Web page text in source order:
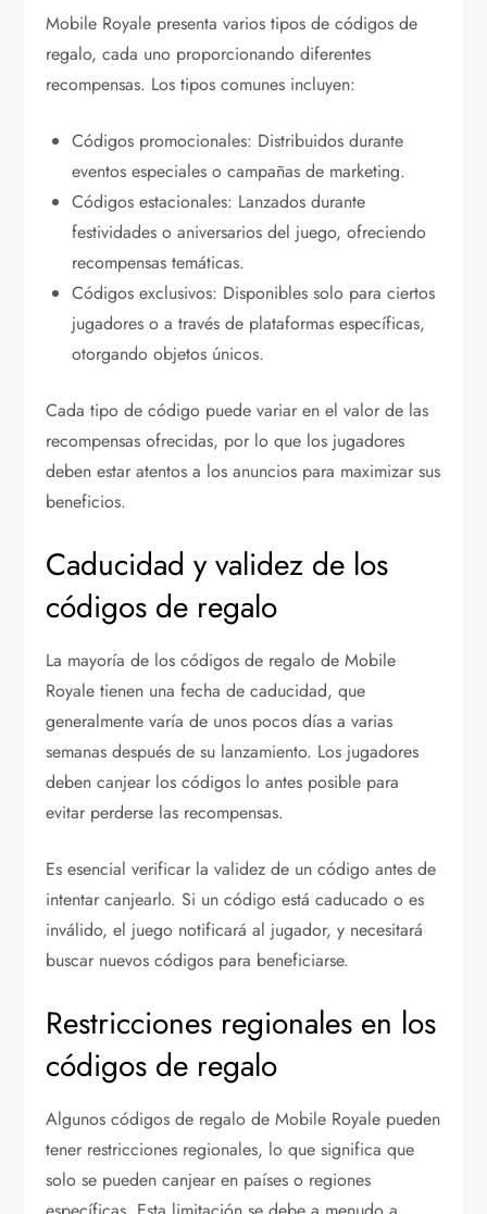
Mobile Royale presenta varios tipos de códigos de
regalo, cada uno proporcionando diferentes
recompensas. Los tipos comunes incluyen:
Códigos promocionales: Distribuidos durante
eventos especiales o campañas de marketing.
Códigos estacionales: Lanzados durante
festividades o aniversarios del juego, ofreciendo
recompensas temáticas.
Códigos exclusivos: Disponibles solo para ciertos
jugadores o a través de plataformas específicas,
otorgando objetos únicos.
Cada tipo de código puede variar en el valor de las
recompensas ofrecidas, por lo que los jugadores
deben estar atentos a los anuncios para maximizar sus
beneficios.
Caducidad y validez de los
códigos de regalo
La mayoría de los códigos de regalo de Mobile
Royale tienen una fecha de caducidad, que
generalmente varía de unos pocos días a varias
semanas después de su lanzamiento. Los jugadores
deben canjear los códigos lo antes posible para
evitar perderse las recompensas.
Es esencial verificar la validez de un código antes de
intentar canjearlo. Si un código está caducado o es
inválido, el juego notificará al jugador, y necesitará
buscar nuevos códigos para beneficiarse.
Restricciones regionales en los
códigos de regalo
Algunos códigos de regalo de Mobile Royale pueden
tener restricciones regionales, lo que significa que
solo se pueden canjear en países o regiones